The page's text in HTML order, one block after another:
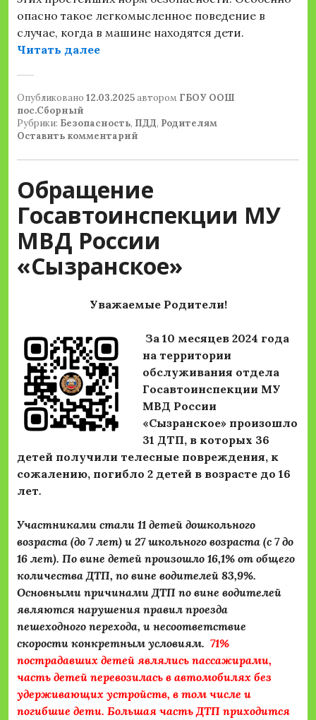
опасно такое легкомысленное поведение в
случае, когда в машине находятся дети.
Читать далее«Информация отдела
Опубликовано 12.03.2025автором ГБОУ ООШ
пос.Сборный
Рубрики: Безопасность, ПДД, Родителям
Оставить комментарий
Обращение
Госавтоинспекции МУ
МВД России
«Сызранское»
Уважаемые Родители!
За 10 месяцев 2024 года
на территории
обслуживания отдела
Госавтоинспекции МУ
МВД России
«Сызранское» произошло
31 ДТП, в которых 36
детей получили телесные повреждения, к
сожалению, погибло 2 детей в возрасте до 16
лет.
Участниками стали 11 детей дошкольного
возраста (до 7 лет) и 27 школьного возраста (с 7 до
16 лет). По вине детей произошло 16,1% от общего
количества ДТП, по вине водителей 83,9%.
Основными причинами ДТП по вине водителей
являются нарушения правил проезда
пешеходного перехода, и несоответствие
скорости конкретным условиям. 71%
пострадавших детей являлись пассажирами,
часть детей перевозилась в автомобилях без
удерживающих устройств, в том числе и
погибшие дети. Большая часть ДТП приходится